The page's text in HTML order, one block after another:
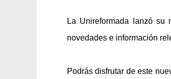
La Unireformada lanzósu
novedades e información
Podrás disfrutar de este